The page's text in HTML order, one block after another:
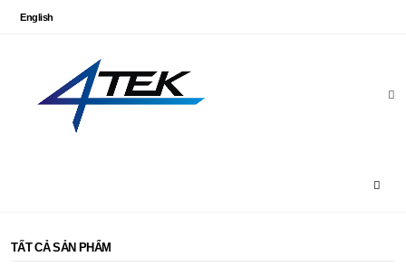
English
TẤT CẢ SẢN PHẨM